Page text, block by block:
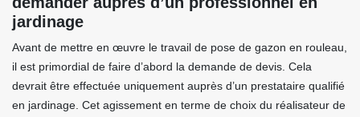
jardinage
Avant de mettre en œuvre le travail de pose de gazon en rouleau,
il est primordial de faire d’abord la demande de devis. Cela
devrait être effectuée uniquement auprès d’un prestataire qualifié
en jardinage. Cet agissement en terme de choix du réalisateur de